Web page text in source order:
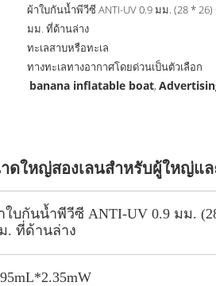
ผ้าใบกันน้ำพีวีซี ANTI-UV 0.9 มม. (28 *
มม. ที่ด้านล่าง
ทะเลสาบหรือทะเล
ทางทะเลทางอากาศโดยด่วนเป็นตัวเลือก
banana inflatable boat,
ดใหญ่สองเลนสำหรับผู้ใหญ่แล
ใบกันน้ำพีวีซี ANTI-UV 0.9 มม.
. ที่ด้านล่าง